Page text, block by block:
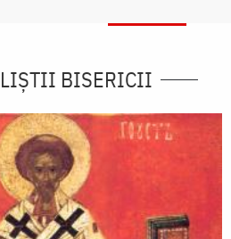
BISERICII